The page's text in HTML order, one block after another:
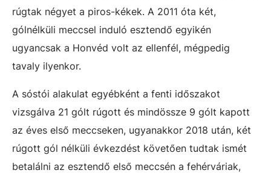
rúgtak négyet a piros-kékek. A 2011 óta két,
gólnélküli meccsel induló esztendő egyikén
ugyancsak a Honvéd volt az ellenfél, mégpedig
tavaly ilyenkor.
A sóstói alakulat egyébként a fenti időszakot
vizsgálva 21 gólt rúgott és mindössze 9 gólt kapott
az éves első meccseken, ugyanakkor 2018 után, két
rúgott gól nélküli évkezdést követően tudtak ismét
betalálni az esztendő első meccsén a fehérváriak,